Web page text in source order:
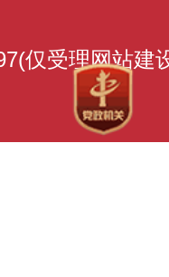
仅受理网站建